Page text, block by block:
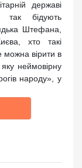
державі
так бідують
Штефана,
хто такі
можна вірити в
неймовірну
народу», у